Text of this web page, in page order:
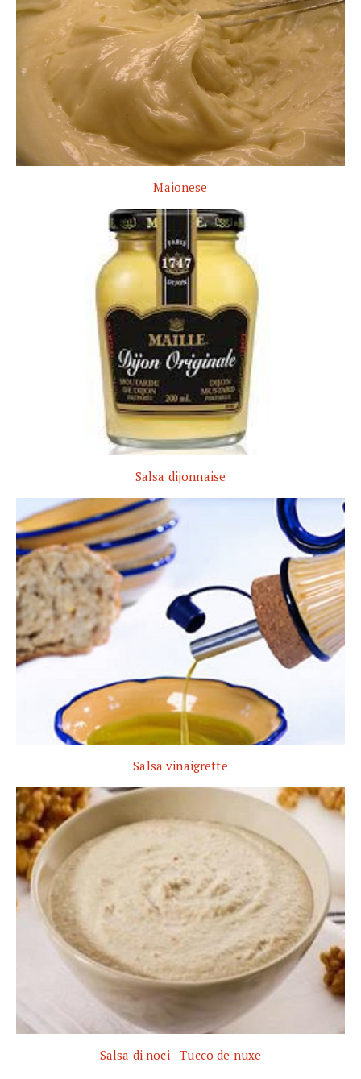
Maionese
Salsa dijonnaise
Salsa vinaigrette
Salsa di noci - Tucco de nuxe